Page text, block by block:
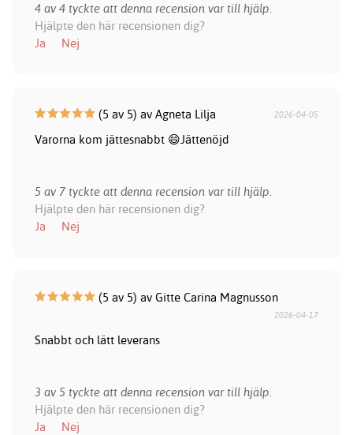
4 av 4 tyckte att denna recension var till hjälp.
Hjälpte den här recensionen dig?
Ja
Nej
(5 av 5) av Agneta Lilja 2026-04-05
Varorna kom jättesnabbt 😄Jättenöjd
5 av 7 tyckte att denna recension var till hjälp.
Hjälpte den här recensionen dig?
Ja
Nej
(5 av 5) av Gitte Carina Magnusson
2026-04-17
Snabbt och lätt leverans
3 av 5 tyckte att denna recension var till hjälp.
Hjälpte den här recensionen dig?
Ja
Nej